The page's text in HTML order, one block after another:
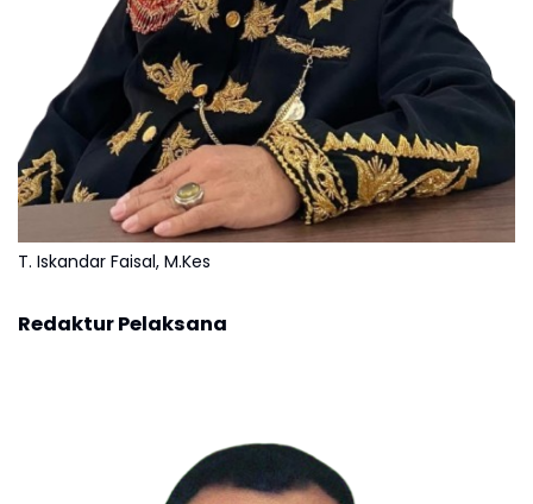
T. Iskandar Faisal, M.Kes
Redaktur Pelaksana